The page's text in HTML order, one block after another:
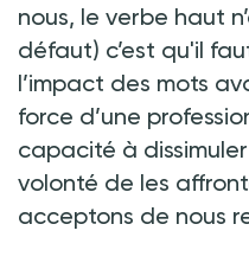
nous, le verbe haut
défaut) c’est qu'il
l’impact des mots
force d’une
capacité à
volonté de les
acceptons de nous